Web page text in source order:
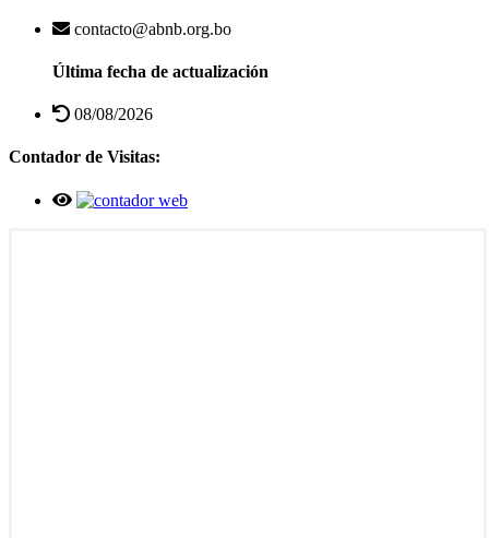
contacto@abnb.org.bo
Última fecha de actualización
08/08/2026
Contador de Visitas: